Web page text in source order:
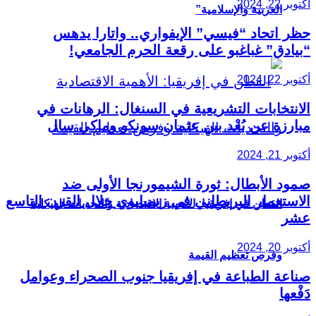
العربية والإسلامية”
القطن في إفريقيا: الأهمية الاقتصادية والتحديات الهيكلية
وفرص تعظيم القيمة
أكتوبر 22, 2024
حظر اتحاد “فيسي” الإيفواري.. واتارا يدهس
“بيادق” غباغبو على رقعة الحرم الجامعي!
أكتوبر 22, 2024
الانتخابات التشريعية في السنغال: الرهانات في
مبارزة عن بُعْد بين عثمان سونكو وماكي سال
أكتوبر 21, 2024
صمود الأبطال: ثورة الشيمورنجا الأولى ضد
الاستعمار البريطاني في زيمبابوي خلال القرن التاسع
عشر
أكتوبر 20, 2024
صناعة الطباعة في إفريقيا جنوب الصحراء وعوامل
دَفْعها